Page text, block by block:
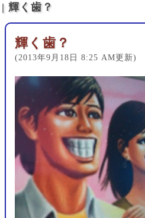
| 輝く歯？
輝く歯？
(2013年9月18日 8:25 AM更新)